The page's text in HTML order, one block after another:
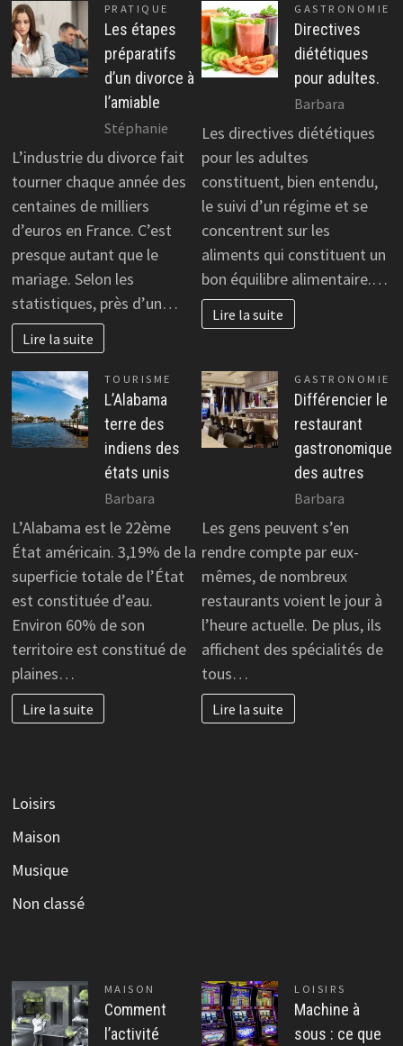
PRATIQUE
Les étapes
préparatifs
d’un divorce à
l’amiable
Stéphanie
L’industrie du divorce fait
tourner chaque année des
centaines de milliers
d’euros en France. C’est
presque autant que le
mariage. Selon les
statistiques, près d’un…
Lire la suite
GASTRONOMIE
Directives
diététiques
pour adultes.
Barbara
Les directives diététiques
pour les adultes
constituent, bien entendu,
le suivi d’un régime et se
concentrent sur les
aliments qui constituent un
bon équilibre alimentaire.…
Lire la suite
TOURISME
L’Alabama
terre des
indiens des
états unis
Barbara
L’Alabama est le 22ème
État américain. 3,19% de la
superficie totale de l’État
est constituée d’eau.
Environ 60% de son
territoire est constitué de
plaines…
Lire la suite
GASTRONOMIE
Différencier le
restaurant
gastronomique
des autres
Barbara
Les gens peuvent s’en
rendre compte par eux-
mêmes, de nombreux
restaurants voient le jour à
l’heure actuelle. De plus, ils
affichent des spécialités de
tous…
Lire la suite
Loisirs
Maison
Musique
Non classé
MAISON
Comment
l’activité
LOISIRS
Machine à
sous : ce que